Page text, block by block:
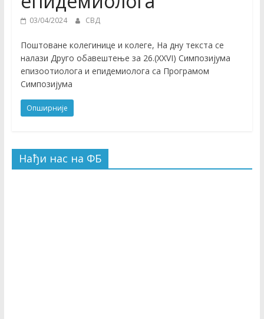
03/04/2024 СВД
Поштоване колегинице и колеге, На дну текста се
налази Друго обавештење за 26.(XXVI) Симпозијума
епизоотиолога и епидемиолога са Програмом
Симпозијума
Опширније
Нађи нас на ФБ